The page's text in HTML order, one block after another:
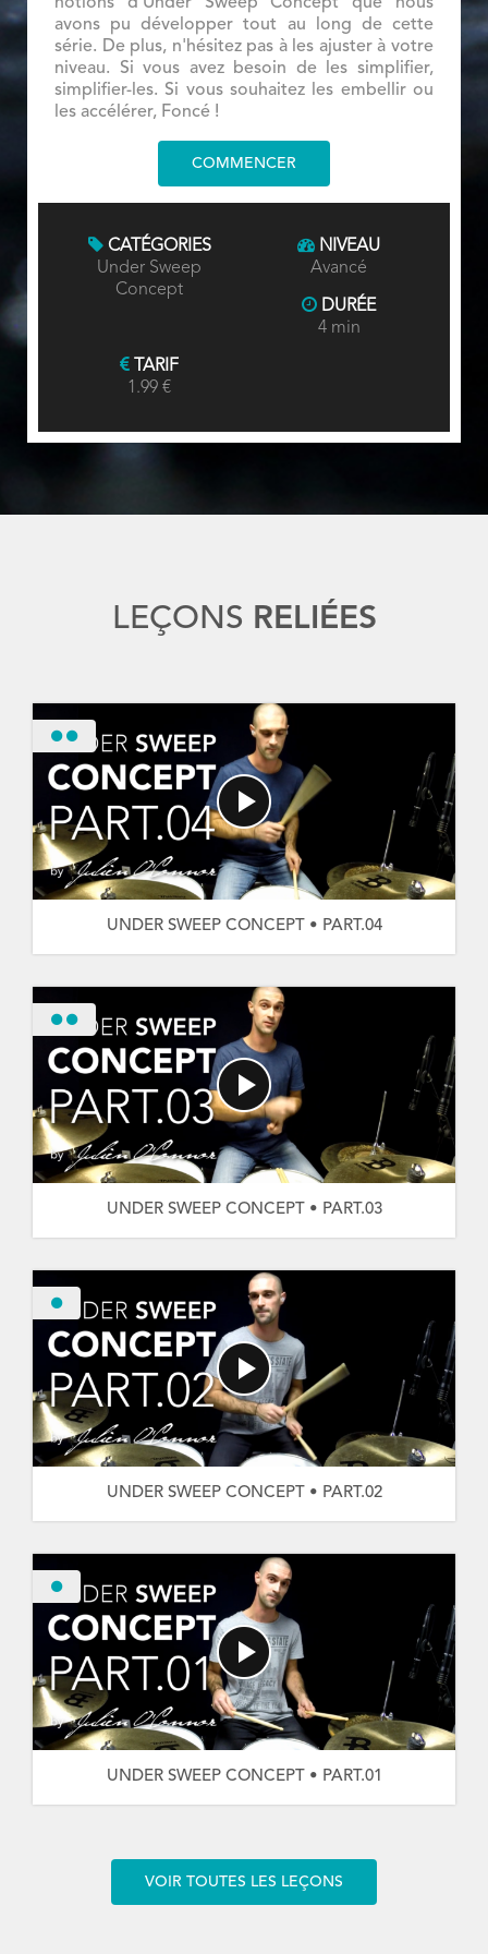
avons pu développer tout au long de cette
série. De plus, n'hésitez pas à les ajuster à votre
niveau. Si vous avez besoin de les simplifier,
simplifier-les. Si vous souhaitez les embellir ou
les accélérer, Foncé !
COMMENCER
CATÉGORIES
Under Sweep
Concept
NIVEAU
Avancé
DURÉE
4 min
TARIF
1.99 €
LEÇONS RELIÉES
UNDER SWEEP CONCEPT • PART.04
UNDER SWEEP CONCEPT • PART.03
UNDER SWEEP CONCEPT • PART.02
UNDER SWEEP CONCEPT • PART.01
VOIR TOUTES LES LEÇONS